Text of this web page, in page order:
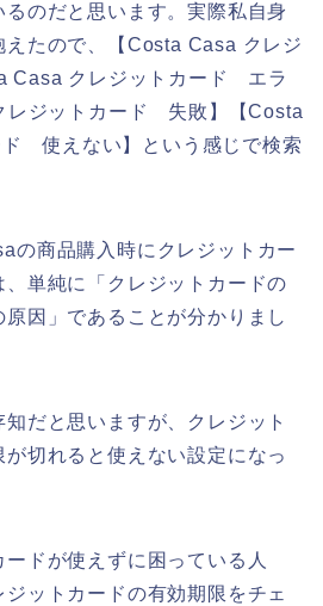
のだと思います。実際私自身
えたので、【Costa Casa クレジ
Casa クレジットカード エラ
レジットカード 失敗】【Costa
使えない】という感じで検索
の商品購入時にクレジットカー
、単純に「クレジットカードの
因」であることが分かりまし
だと思いますが、クレジット
切れると使えない設定になっ
ドが使えずに困っている人
ットカードの有効期限をチェ